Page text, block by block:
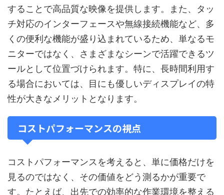
することで高品質な映像を提供します。また、タッ
チ対応のインターフェースや無線接続機能など、多
くの便利な機能が盛り込まれているため、単なるモ
ニターではなく、さまざまなシーンで活躍できるツ
ールとして位置づけられます。特に、長時間利用す
る場合においては、目にも優しいディスプレイの特
性が大きなメリットとなります。
コストパフォーマンスの視点
コストパフォーマンスを考えると、単に価格だけを
見るのではなく、その価値をどう測るかが重要で
す。たとえば、出先での効率的な作業環境を整える